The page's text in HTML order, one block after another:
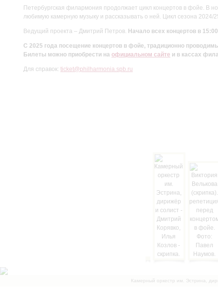
Петербургская филармония продолжает цикл концертов в фойе. В
любимую камерную музыку и рассказывать о ней. Цикл сезона
Ведущий проекта – Дмитрий Петров. Начало всех концертов в
С 2025 года посещение концертов в фойе, традиционно
Билеты можно приобрести на официальном сайте и в кассах
Для справок: ticket@philharmonia.spb.ru
Камерный оркестр им. Эстрина,